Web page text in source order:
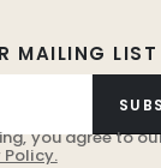
MAILING LIST
you agree to
Policy.